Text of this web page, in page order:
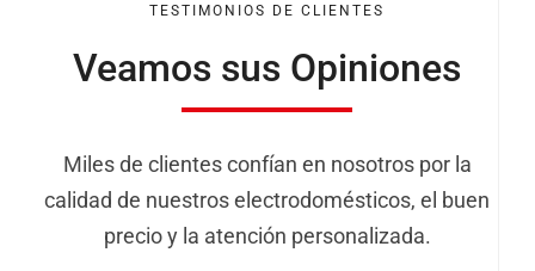
TESTIMONIOS DE CLIENTES
Veamos sus Opiniones
Miles de clientes confían en nosotros por la
calidad de nuestros electrodomésticos, el buen
precio y la atención personalizada.